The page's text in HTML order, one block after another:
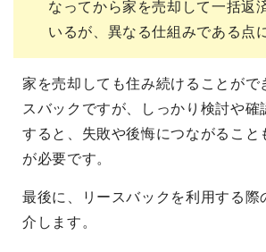
なってから家を売却して一括返
いるが、異なる仕組みである点
家を売却しても住み続けることがで
スバックですが、しっかり検討や確
すると、失敗や後悔につながること
が必要です。
最後に、リースバックを利用する際
介します。